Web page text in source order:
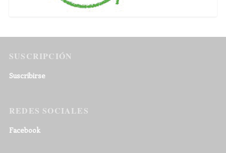
SUSCRIPCIÓN
Suscribirse
REDES SOCIALES
Facebook